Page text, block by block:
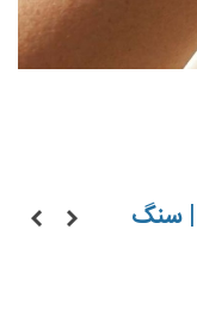
| سنگ